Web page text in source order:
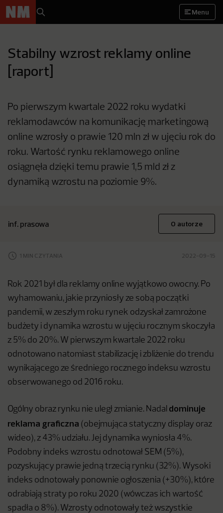
Menu
Stabilny wzrost reklamy online
[raport]
Po pierwszym kwartale 2022 roku wydatki
reklamodawców na komunikację marketingową
online wzrosły o prawie 120 mln zł w ujęciu rok do
roku. Wartość rynku reklamowego online
osiągnęła dzięki temu prawie 1,5 mld zł z
dynamiką wzrostu na poziomie 9%.
inf. prasowa O autorze
1 MIN CZYTANIA 2022-09-15
Rok 2021 był dla reklamy online wyjątkowo owocny. Po
wyhamowaniu, jakie przyniosły ze sobą początki
pandemii, w zeszłym roku rynek odzyskał zamrożone
budżety i dynamika wzrostu w ujęciu rocznym skoczyła
z 5% do 20%. W pierwszym kwartale 2022 roku
odnotowano natomiast stabilizację i zbliżenie do trendu
wynikającego ze średniego rocznego indeksu wzrostu
obserwowanego od 2016 roku.
Ogólny obraz rynku nie uległ zmianie. Nadal dominuje
reklama graficzna (obejmująca statyczny display oraz
wideo), z 43% udziału. Jej dynamika wyniosła 4%.
Podobny indeks wzrostu odnotował SEM (5%),
pozyskujący prawie jedną trzecią rynku (32%). Wysoki
indeks odnotowały ponownie ogłoszenia (+30%), które
odrabiają straty po roku 2020 (wówczas ich wartość
spadła o 8%). Wzrosty odnotowały też wszystkie